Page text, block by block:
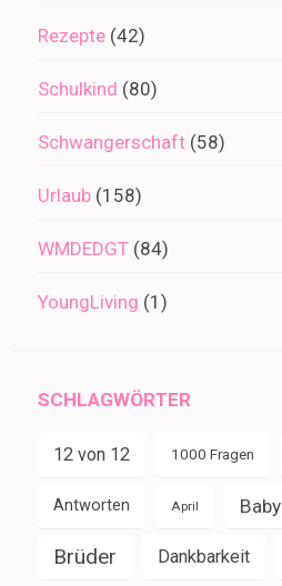
Rezepte (42)
Schulkind (80)
Schwangerschaft (58)
Urlaub (158)
WMDEDGT (84)
YoungLiving (1)
SCHLAGWÖRTER
12 von 12 1000 Fragen
Antworten April Baby
Brüder Dankbarkeit